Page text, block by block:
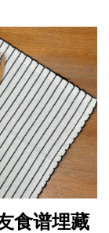
食谱埋藏